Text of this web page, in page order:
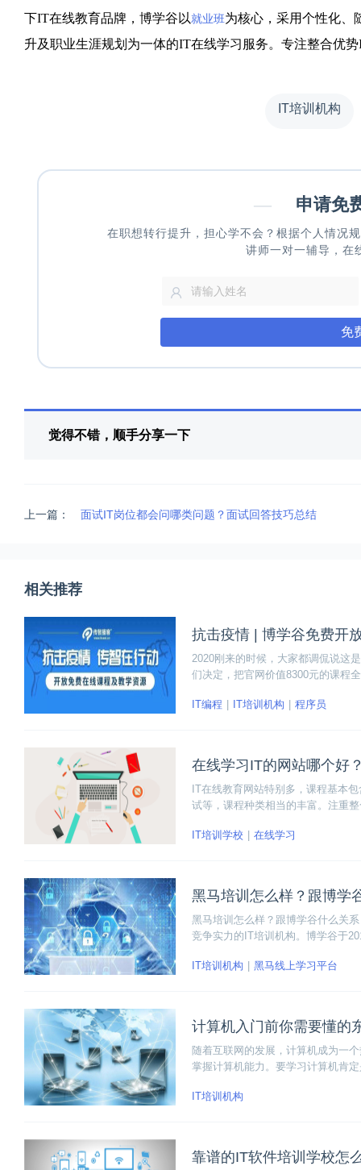
下IT在线教育品牌，博学谷以就业班为核心，采用个性化、
升及职业生涯规划为一体的IT在线学习服务。专注整合优
IT培训机构
— 申请免
在职想转行提升，担心学不会？根据个人情况
讲师一对一辅导，在
免
觉得不错，顺手分享一下
上一篇： 面试IT岗位都会问哪类问题？面试回答技巧总结
相关推荐
抗击疫情 | 博学谷免费开
2020刚来的时候，大家都调侃说这
们决定，把官网价值8300元的课程
IT编程
IT培训机构 程序员
在线学习IT的网站哪个好
IT在线教育网站特别多，课程基本
试等，课程种类相当的丰富。注重
IT培训学校
在线学习
黑马培训怎么样？跟博学
黑马培训怎么样？跟博学谷什么关
竞争实力的IT培训机构。博学谷于
IT培训机构
黑马线上学习平台
计算机入门前你需要懂的
随着互联网的发展，计算机成为一
掌握计算机能力。要学习计算机肯
IT培训机构
靠谱的IT软件培训学校怎